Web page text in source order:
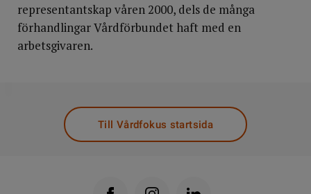
representantskap våren 2000, dels de många
förhandlingar Vårdförbundet haft med en
arbetsgivaren.
Till Vårdfokus startsida